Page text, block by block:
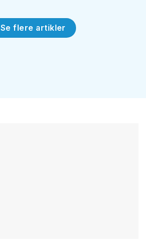
Se flere artikler